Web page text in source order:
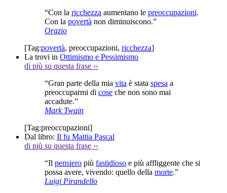
“Con la ricchezza aumentano le preoccupazioni.
Con la povertà non diminuiscono.”
Orazio
[Tag:povertà, preoccupazioni, ricchezza]
La trovi in Ottimismo e Pessimismo
di più su questa frase ››
“Gran parte della mia vita è stata spesa a
preoccuparmi di cose che non sono mai
accadute.”
Mark Twain
[Tag:preoccupazioni]
Dal libro: Il fu Mattia Pascal
di più su questa frase ››
“Il pensiero più fastidioso e più affliggente che si
possa avere, vivendo: quello della morte.”
Luigi Pirandello